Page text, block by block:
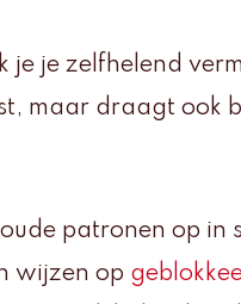
je je zelfhelend
maar draagt ook
patronen op in
wijzen op